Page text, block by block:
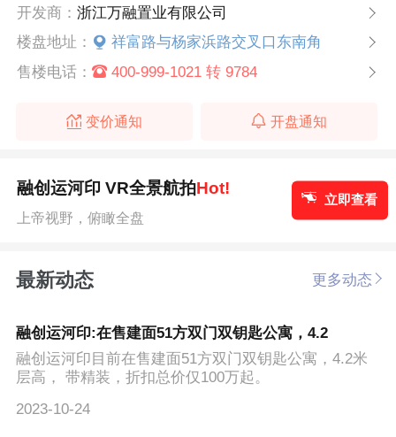
开发商：浙江万融置业有限公司
楼盘地址：
祥富路与杨家浜路交叉口东南角
售楼电话：
400-999-1021 转 9784
变价通知 开盘通知
融创运河印 VR全景航拍Hot!
上帝视野，俯瞰全盘
立即查看
最新动态 更多动态
融创运河印:在售建面51方双门双钥匙公寓，4.2
融创运河印目前在售建面51方双门双钥匙公寓，4.2米
层高， 带精装，折扣总价仅100万起。
2023-10-24